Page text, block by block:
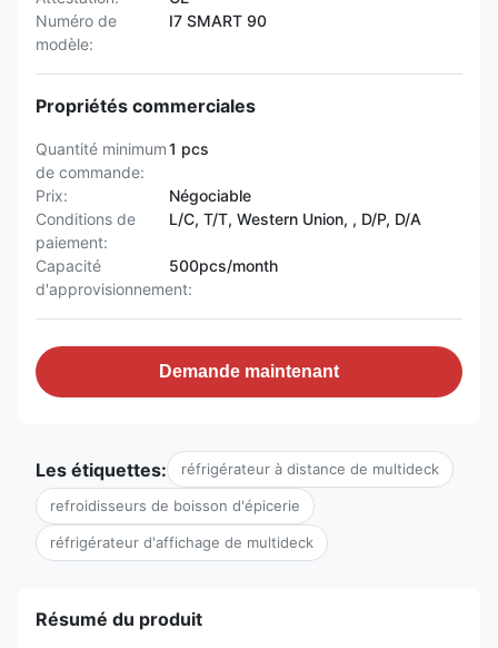
Numéro de
modèle:
I7 SMART 90
Propriétés commerciales
Quantité minimum
de commande:
1 pcs
Prix:
Négociable
Conditions de
paiement:
L/C, T/T, Western Union, , D/P, D/A
Capacité
d'approvisionnement:
500pcs/month
Demande maintenant
Les étiquettes: réfrigérateur à distance de multideck
refroidisseurs de boisson d'épicerie
réfrigérateur d'affichage de multideck
Résumé du produit